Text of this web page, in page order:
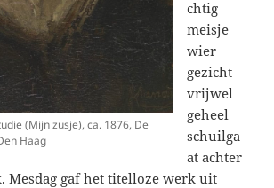
(Mijn zusje), ca. 1876, De
Haag
chtig
meisje
wier
gezicht
vrijwel
geheel
schuilga
at achter
Mesdag gaf het titelloze werk uit